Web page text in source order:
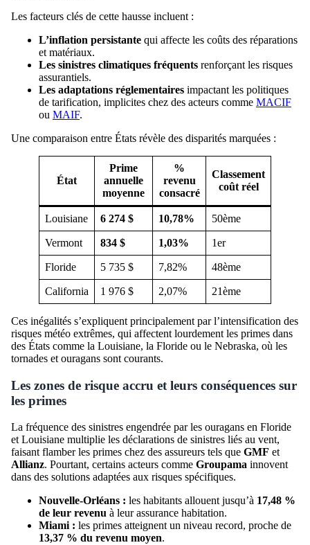
Les facteurs clés de cette hausse incluent :
L’inflation persistante qui affecte les coûts des réparations
et matériaux.
Les sinistres climatiques fréquents renforçant les risques
assurantiels.
Les adaptations réglementaires impactant les politiques
de tarification, implicites chez des acteurs comme MACIF
ou MAIF.
Une comparaison entre États révèle des disparités marquées :
État
Prime
annuelle
moyenne
%
revenu
consacré
Classement
coût réel
Louisiane 6 274 $ 10,78% 50ème
Vermont 834 $ 1,03% 1er
Floride 5 735 $ 7,82% 48ème
California 1 976 $ 2,07% 21ème
Ces inégalités s’expliquent principalement par l’intensification des
risques météo extrêmes, qui affectent lourdement les primes dans
des États comme la Louisiane, la Floride ou le Nebraska, où les
tornades et ouragans sont courants.
Les zones de risque accru et leurs conséquences sur
les primes
La fréquence des sinistres engendrée par les ouragans en Floride
et Louisiane multiplie les déclarations de sinistres liés au vent,
faisant flamber les primes chez des assureurs tels que GMF et
Allianz. Pourtant, certains acteurs comme Groupama innovent
dans des solutions adaptées aux risques spécifiques.
Nouvelle-Orléans : les habitants allouent jusqu’à 17,48 %
de leur revenu à leur assurance habitation.
Miami : les primes atteignent un niveau record, proche de
13,37 % du revenu moyen.